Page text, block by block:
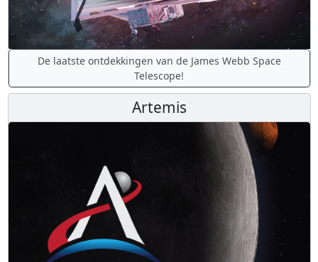
De laatste ontdekkingen van de James Webb Space
Telescope!
Artemis